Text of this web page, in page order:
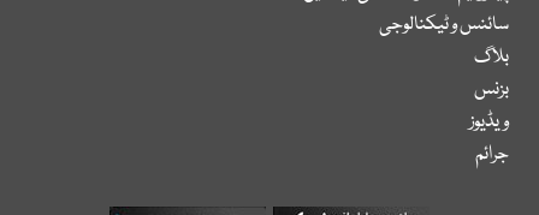
سائنس و ٹیکنالوجی
بلاگ
بزنس
ویڈیوز
جرائم